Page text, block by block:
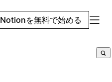
Notionを無料で始める